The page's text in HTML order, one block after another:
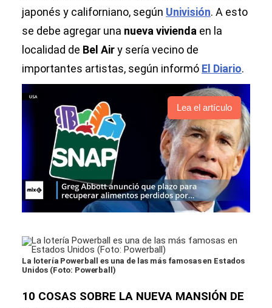
japonés y californiano, según Univisión. A esto
se debe agregar una nueva vivienda en la
localidad de Bel Airy sería vecino de
importantes artistas, según informó El Diario.
Lea el artículo
La lotería Powerball es una de las más famosas en Estados
Unidos (Foto: Powerball)
10 COSAS SOBRE LA NUEVA MANSIÓN DE